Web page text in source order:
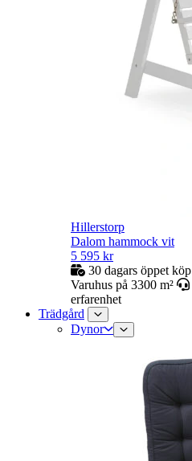
Hillerstorp
Dalom hammock vit
5 595 kr
30 dagars öppet köp
Varuhus på 3300 m²
erfarenhet
Trädgård
Dynor